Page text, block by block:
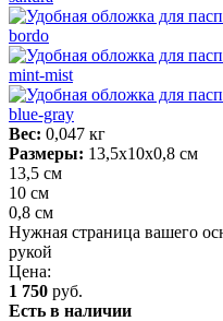
Вес: 0,047 кг
Размеры: 13,5х10х0,8 см
13,5 см
10 см
0,8 см
Нужная страница вашего
рукой
Цена:
1 750 руб.
Есть в наличии